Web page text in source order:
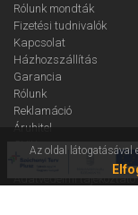
Az oldal látogatásával
Rólunk mondták
Fizetési tudnivalók
Kapcsolat
Házhozszállítás
Garancia
Rólunk
Reklamáció
Áruhitel
GYIK
Cofidis tájékoztató